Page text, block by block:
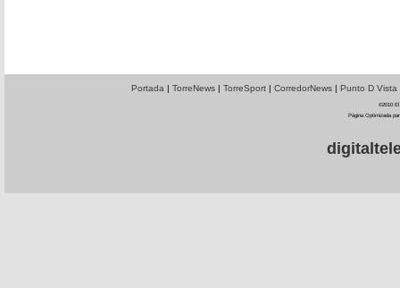
Portada | TorreNews| TorreSport| CorredorNews| Punto D Vista
©2010 El
Página Optimizada